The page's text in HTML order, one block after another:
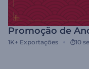
Promoção de
1K+ Exportações 10